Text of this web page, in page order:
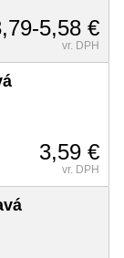
5,58 €
vr. DPH
3,59 €
vr. DPH